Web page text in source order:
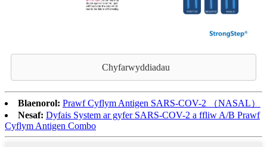
Chyfarwyddiadau
Blaenorol: Prawf Cyflym Antigen SARS-COV-2 （NASAL）
Nesaf: Dyfais System ar gyfer SARS-COV-2 a ffliw A/B Prawf
Cyflym Antigen Combo